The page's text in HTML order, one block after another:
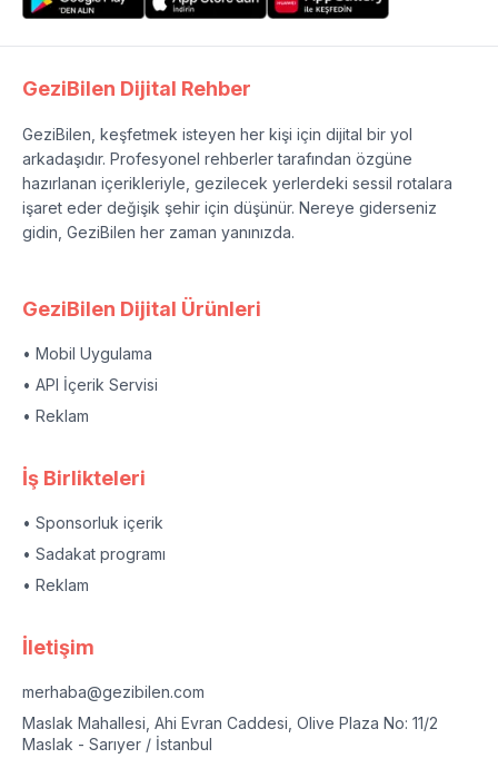
GeziBilen Dijital Rehber
GeziBilen, keşfetmek isteyen her kişi için dijital bir yol
arkadaşıdır. Profesyonel rehberler tarafından özgüne
hazırlanan içerikleriyle, gezilecek yerlerdeki sessil rotalara
işaret eder değişik şehir için düşünür. Nereye giderseniz
gidin, GeziBilen her zaman yanınızda.
GeziBilen Dijital Ürünleri
• Mobil Uygulama
• API İçerik Servisi
• Reklam
İş Birlikteleri
• Sponsorluk içerik
• Sadakat programı
• Reklam
İletişim
merhaba@gezibilen.com
Maslak Mahallesi, Ahi Evran Caddesi, Olive Plaza No: 11/2
Maslak - Sarıyer / İstanbul